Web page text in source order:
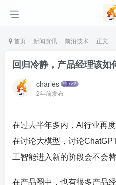
首页 新闻资讯 前沿技术 正文
回归冷静，产品经理该如
charles
2年前发布
在过去半年多内，AI行业再
在讨论大模型，讨论
工智能进入新的阶段会不会
在产品圈中，也有很多产品